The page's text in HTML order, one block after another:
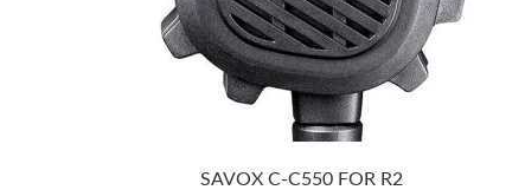
SAVOX C-C550 FOR R2